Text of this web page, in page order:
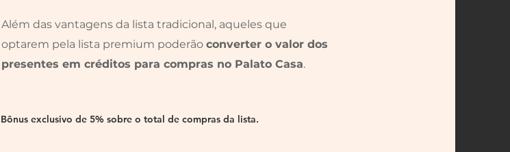
Além das vantagens da lista tradicional, aqueles que
optarem pela lista premium poderão converter o valor dos
presentes em créditos para compras no Palato Casa.
Bônus exclusivo de 5% sobre o total de compras da lista.